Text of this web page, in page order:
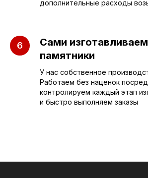
дополнительные расходы
Сами
памятники
У нас собственное
Работаем без наценок
контролируем каждый этап
и быстро выполняем заказы
Горизонтальные
Детские
Двойные
Военному
Отзывы
Доставка и
установка
Правила